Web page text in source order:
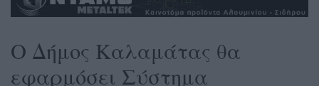
Ο Δήμος Καλαμάτας θα
εφαρμόσει Σύστημα